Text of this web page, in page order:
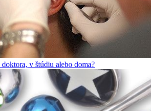
v štúdiu alebo doma?